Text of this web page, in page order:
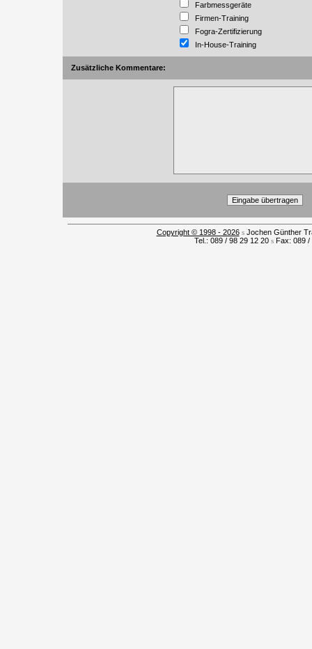
Farbmessgeräte
Firmen-Training
Fogra-Zertifizierung
In-House-Training
Zusätzliche Kommentare:
Copyright © 1998 - 2026s Jochen Günther
Tel.: 089 / 98 29 12 20 s Fax: 089 /